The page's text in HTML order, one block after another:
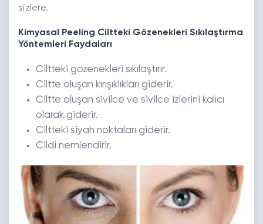
sizlere.
Kimyasal Peeling Ciltteki Gözenekleri Sıkılaştırma
Yöntemleri Faydaları
Ciltteki gözenekleri sıkılaştırır.
Ciltte oluşan kırışıklıkları giderir.
Ciltte oluşan sivilce ve sivilce izlerini kalıcı
olarak giderir.
Ciltteki siyah noktaları giderir.
Cildi nemlendirir.